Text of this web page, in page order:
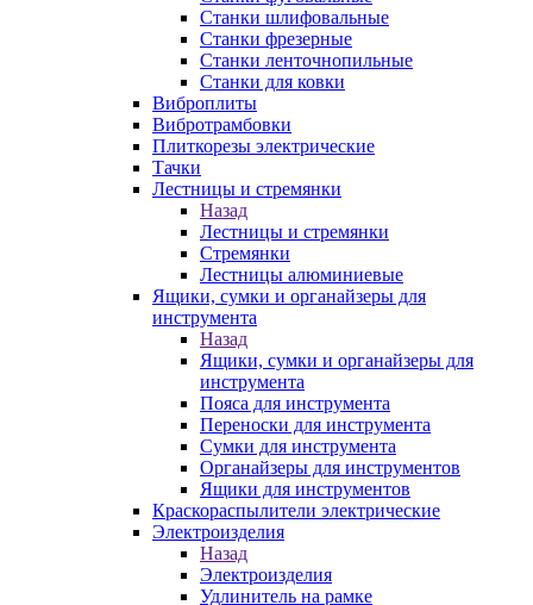
Станки шлифовальные
Станки фрезерные
Станки ленточнопильные
Станки для ковки
Виброплиты
Вибротрамбовки
Плиткорезы электрические
Тачки
Лестницы и стремянки
Назад
Лестницы и стремянки
Стремянки
Лестницы алюминиевые
Ящики, сумки и органайзеры для
инструмента
Назад
Ящики, сумки и органайзеры для
инструмента
Пояса для инструмента
Переноски для инструмента
Сумки для инструмента
Органайзеры для инструментов
Ящики для инструментов
Краскораспылители электрические
Электроизделия
Назад
Электроизделия
Удлинитель на рамке